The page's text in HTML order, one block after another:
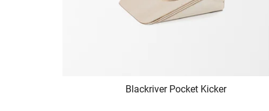
Blackriver Pocket Kicker